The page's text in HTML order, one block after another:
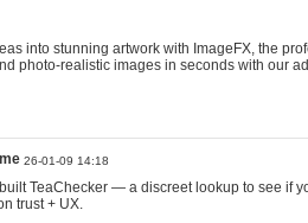
into stunning artwork with ImageFX, the
photo-realistic images in seconds with our
26-01-09 14:18
TeaChecker — a discreet lookup to see if
trust + UX.